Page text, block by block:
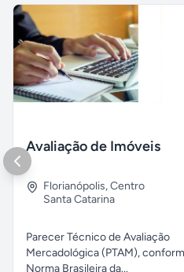
Avaliação de Imóveis
Florianópolis,Centro
Santa Catarina
Parecer Técnico de Avaliação
Mercadológica (PTAM),
Norma Brasileira da...